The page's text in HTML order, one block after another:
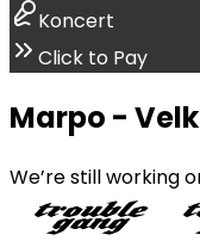
Koncert
Click to Pay
Marpo -
We’re still working